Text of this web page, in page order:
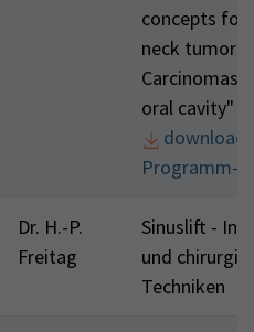
concepts for
neck tumors:
Carcinomas
oral cavity"
download
Programm-
Dr. H.-P.
Freitag
Sinuslift -
und
Techniken